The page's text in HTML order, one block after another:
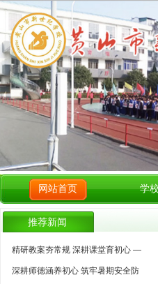
网站首页 学
推荐新闻
精研教案夯常规 深耕课堂育初心 —
深耕师德涵养初心 筑牢暑期安全防